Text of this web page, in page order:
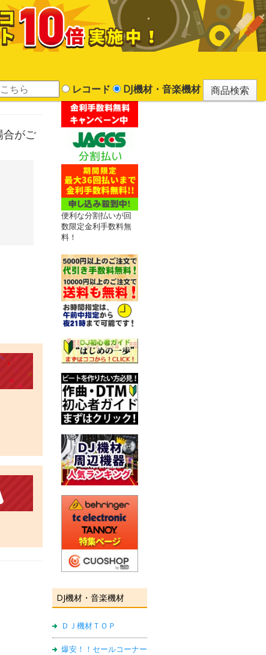
レコード DJ機材・音楽機材
便利な分割払いが回
数限定金利手数料無
料！
DJ機材・音楽機材
ＤＪ機材ＴＯＰ
爆安！！セールコーナー
合がご